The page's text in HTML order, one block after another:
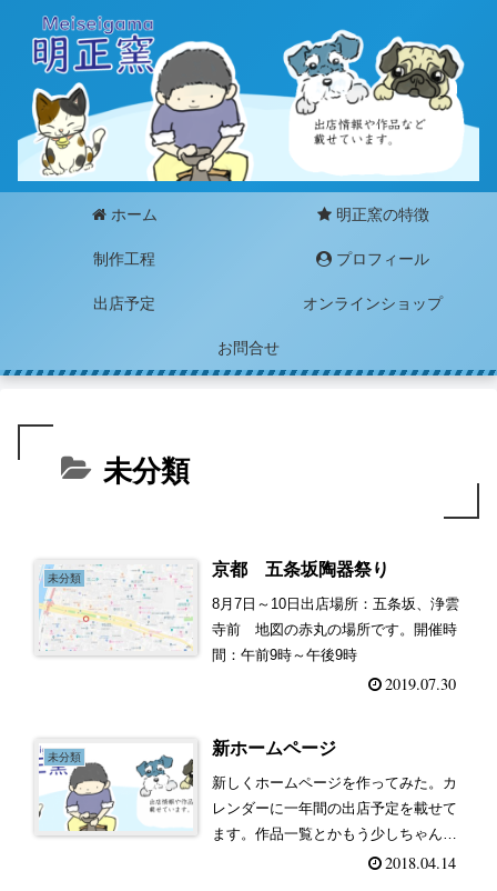
ホーム 明正窯の特徴
制作工程 プロフィール
出店予定 オンラインショップ
お問合せ
未分類
未分類 京都 五条坂陶器祭り
8月7日～10日出店場所：五条坂、浄雲
寺前 地図の赤丸の場所です。開催時
間：午前9時～午後9時
2019.07.30
未分類 新ホームページ
新しくホームページを作ってみた。カ
レンダーに一年間の出店予定を載せて
ます。作品一覧とかもう少しちゃんと
写真撮ったり、まだまだ改善しないと
2018.04.14